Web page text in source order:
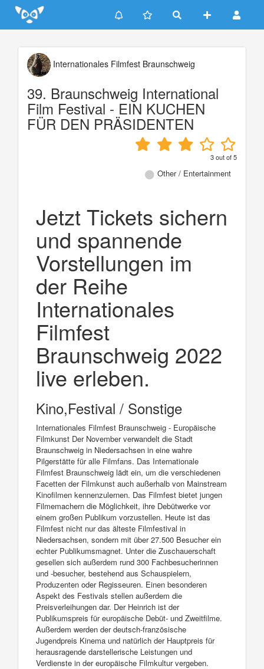
Update cookies preferences
Internationales Filmfest Braunschweig
39. Braunschweig International
Film Festival - EIN KUCHEN
FÜR DEN PRÄSIDENTEN
3out of5
Other / Entertainment
Jetzt Tickets sichern
und spannende
Vorstellungen im
der Reihe
Internationales
Filmfest
Braunschweig 2022
live erleben.
Kino,Festival / Sonstige
Internationales Filmfest Braunschweig - Europäische
Filmkunst Der November verwandelt die Stadt
Braunschweig in Niedersachsen in eine wahre
Pilgerstätte für alle Filmfans. Das Internationale
Filmfest Braunschweig lädt ein, um die verschiedenen
Facetten der Filmkunst auch außerhalb von Mainstream
Kinofilmen kennenzulernen. Das Filmfest bietet jungen
Filmemachern die Möglichkeit, ihre Debütwerke vor
einem großen Publikum vorzustellen. Heute ist das
Filmfest nicht nur das älteste Filmfestival in
Niedersachsen, sondern mit über 27.500 Besucher ein
echter Publikumsmagnet. Unter die Zuschauerschaft
gesellen sich außerdem rund 300 Fachbesucherinnen
und -besucher, bestehend aus Schauspielern,
Produzenten oder Regisseuren. Einen besonderen
Aspekt des Festivals stellen außerdem die
Preisverleihungen dar. Der Heinrich ist der
Publikumspreis für europäische Debüt- und Zweitfilme.
Außerdem werden der deutsch-französische
Jugendpreis Kinema und natürlich der Hauptpreis für
herausragende darstellerische Leistungen und
Verdienste in der europäische Filmkultur vergeben.